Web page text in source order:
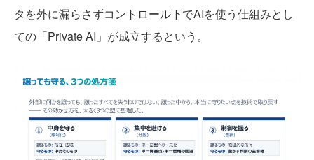
タを外に漏らさずコントロール下でAIを使う仕組みとし
ての「Private AI」が成立するという。